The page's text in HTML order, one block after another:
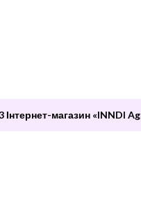
Інтернет-магазин «INNDI